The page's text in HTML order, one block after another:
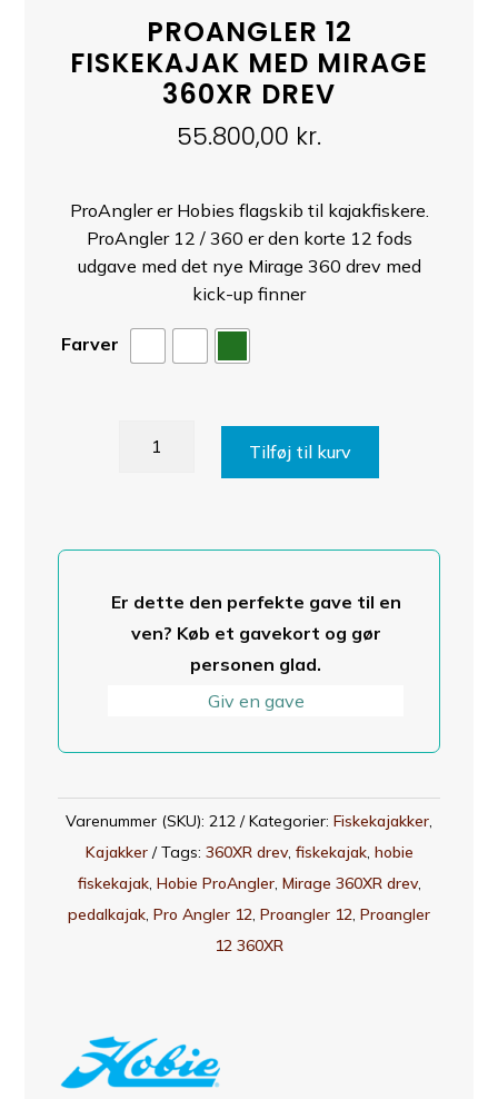
PROANGLER 12
FISKEKAJAK MED MIRAGE
360XR DREV
55.800,00 kr.
ProAngler er Hobies flagskib til kajakfiskere.
ProAngler 12 / 360 er den korte 12 fods
udgave med det nye Mirage 360 drev med
kick-up finner
Farver
ProAngler
360XR
Tilføj til kurv
Er dette den perfekte gave til en
ven? Køb et gavekort og gør
personen glad.
Giv en gave
Varenummer (SKU): 212 Kategorier: Fiskekajakker,
Kajakker
Tags: 360XR drev, fiskekajak, hobie
fiskekajak, Hobie ProAngler, Mirage 360XR drev,
pedalkajak, Pro Angler 12, Proangler 12, Proangler
12 360XR